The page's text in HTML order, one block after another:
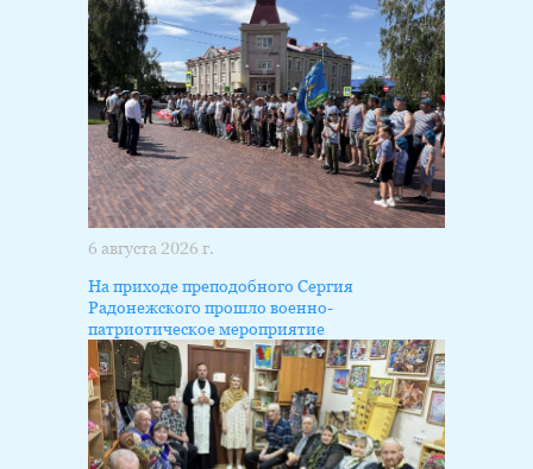
6 августа 2026 г.
На приходе преподобного Сергия
Радонежского прошло военно-
патриотическое мероприятие